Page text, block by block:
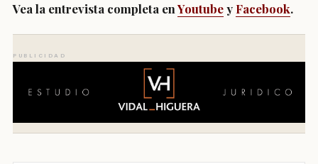
Vea la entrevista completa enYoutubeyFacebook.
PUBLICIDAD